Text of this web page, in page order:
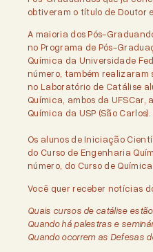
obtiveram o título de Doutor
A maioria dos Pós-
no Programa de Pós-
Química da Universidade
número, também
no Laboratório de Catálise
Química, ambos da UFSCar,
Química da USP (São Carlos).
Os alunos de Iniciação
do Curso de Engenharia
número, do Curso de
Você quer receber notícias
Quais cursos de catálise
Quando há palestras e
Quando ocorrem as Defesas